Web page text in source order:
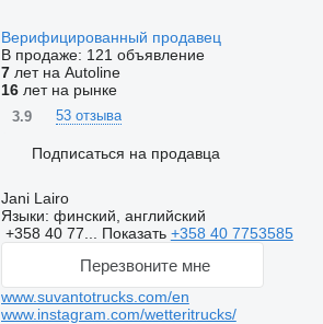
Верифицированный продавец
В продаже: 121 объявление
7лет на Autoline
16лет на рынке
3.9 53 отзыва
Подписаться на продавца
Jani Lairo
Языки: финский, английский
+358 40 77... Показать +358 40 7753585
Перезвоните мне
www.suvantotrucks.com/en
www.instagram.com/wetteritrucks/